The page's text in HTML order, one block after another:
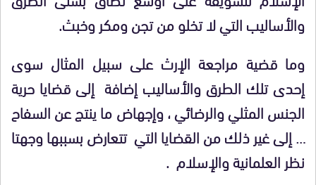
والأساليب التي لا تخلو من تجن ومكر وخبث.
وما قضية مراجعة الإرث على سبيل المثال سوى
إحدى تلك الطرق والأساليب إضافة إلى قضايا حرية
الجنس المثلي والرضائي ، وإجهاض ما ينتج عن السفاح
… إلى غير ذلك من القضايا التي تتعارض بسببها وجهتا
نظر العلمانية والإسلام .